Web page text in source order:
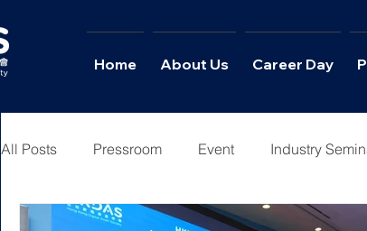
Home About Us Career Day
All Posts Pressroom Event Industry
Youth Academy News Columns